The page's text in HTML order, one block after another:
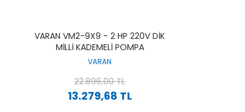
VARAN VM2-9X9 - 2 HP 220V DIK
MILLI KADEMELI POMPA
VARAN
13.279,68 TL
22.896,00 TL